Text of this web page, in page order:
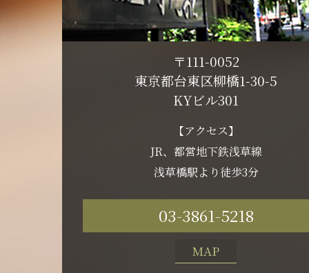
〒111-0052
東京都台東区柳橋1-30-5
KYビル301
【アクセス】
JR、都営地下鉄浅草線
浅草橋駅より徒歩3分
03-3861-5218
MAP